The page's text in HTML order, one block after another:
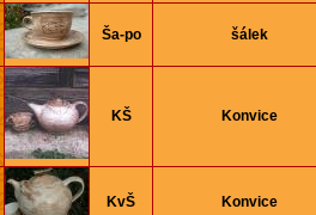
Ša-po šálek
KŠ Konvice
KvŠ Konvice